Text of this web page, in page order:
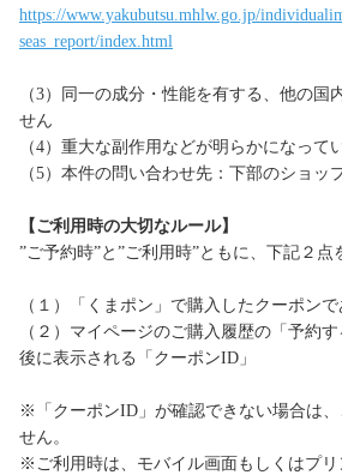
https://www.yakubutsu.mhlw.go.jp/
seas_report/index.html
（3）同一の成分・性能を有する、他の国
せん
（4）重大な副作用などが明らかになって
（5）本件の問い合わせ先：下部のショッ
【ご利用時の大切なルール】
”ご予約時”と”ご利用時”ともに、下記２点
（１）「くまポン」で購入したクーポンで
（２）マイページのご購入履歴の「予約
後に表示される「クーポンID」
※「クーポンID」が確認できない場合は、
せん。
※ご利用時は、モバイル画面もしくはプ